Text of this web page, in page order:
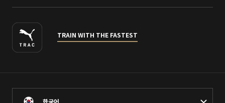
TRAIN WITH THE FASTEST
한국어